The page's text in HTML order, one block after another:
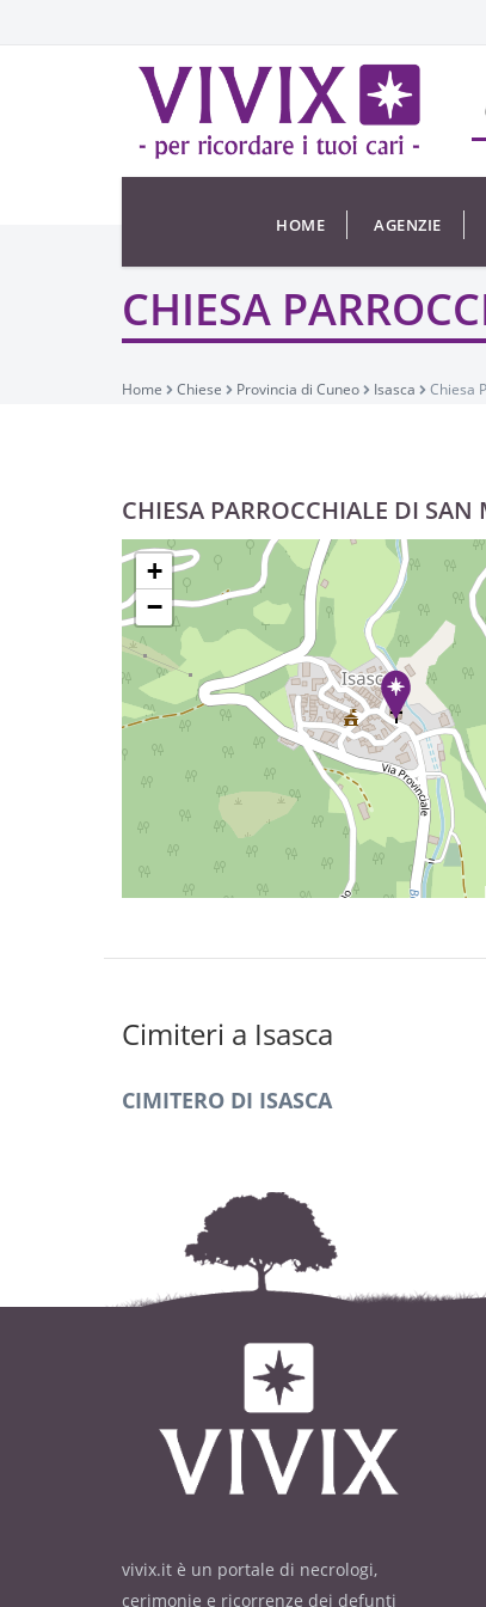
HOME AGENZIE
CHIESA
Home Chiese Provincia di Cuneo Isasca Chiesa
CHIESA PARROCCHIALE DI SAN
+
−
Cimiteri a Isasca
CIMITERO DI ISASCA
vivix.it è un portale di necrologi,
cerimonie e ricorrenze dei defunti